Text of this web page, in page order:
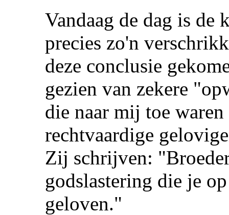
Vandaag de dag is de
precies zo'n
deze conclusie
gezien van zekere
die naar mij toe
rechtvaardige
Zij schrijven:
godslastering die je
geloven."